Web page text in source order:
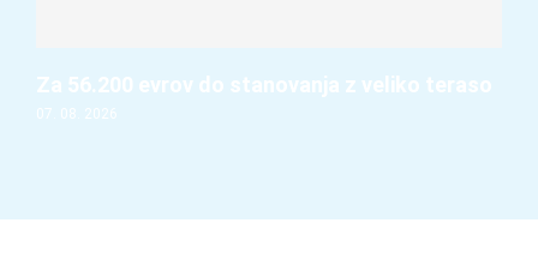
Za 56.200 evrov do stanovanja z veliko teraso
07. 08. 2026